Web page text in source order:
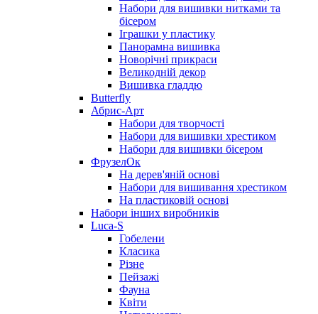
Набори для вишивки нитками та
бісером
Іграшки у пластику
Панорамна вишивка
Новорічні прикраси
Великодній декор
Вишивка гладдю
Butterfly
Абрис-Арт
Набори для творчості
Набори для вишивки хрестиком
Набори для вишивки бісером
ФрузелОк
На дерев'яній основі
Набори для вишивання хрестиком
На пластиковій основі
Набори інших виробників
Luca-S
Гобелени
Класика
Різне
Пейзажі
Фауна
Квіти